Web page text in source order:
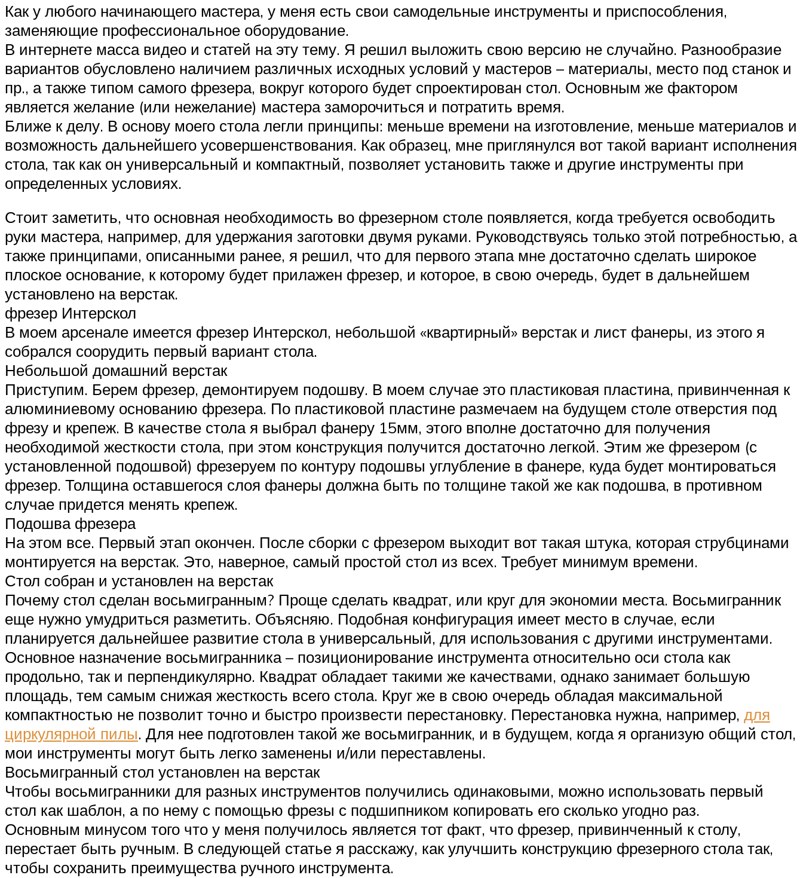
Как у любого начинающего мастера, у меня есть свои самодельные инструменты и приспособления,
заменяющие профессиональное оборудование.
В интернете масса видео и статей на эту тему. Я решил выложить свою версию не случайно. Разнообразие
вариантов обусловлено наличием различных исходных условий у мастеров – материалы, место под станок и
пр., а также типом самого фрезера, вокруг которого будет спроектирован стол. Основным же фактором
является желание (или нежелание) мастера заморочиться и потратить время.
Ближе к делу. В основу моего стола легли принципы: меньше времени на изготовление, меньше материалов и
возможность дальнейшего усовершенствования. Как образец, мне приглянулся вот такой вариант исполнения
стола, так как он универсальный и компактный, позволяет установить также и другие инструменты при
определенных условиях.
Стоит заметить, что основная необходимость во фрезерном столе появляется, когда требуется освободить
руки мастера, например, для удержания заготовки двумя руками. Руководствуясь только этой потребностью, а
также принципами, описанными ранее, я решил, что для первого этапа мне достаточно сделать широкое
плоское основание, к которому будет прилажен фрезер, и которое, в свою очередь, будет в дальнейшем
установлено на верстак.
фрезер Интерскол
В моем арсенале имеется фрезер Интерскол, небольшой «квартирный» верстак и лист фанеры, из этого я
собрался соорудить первый вариант стола.
Небольшой домашний верстак
Приступим. Берем фрезер, демонтируем подошву. В моем случае это пластиковая пластина, привинченная к
алюминиевому основанию фрезера. По пластиковой пластине размечаем на будущем столе отверстия под
фрезу и крепеж. В качестве стола я выбрал фанеру 15мм, этого вполне достаточно для получения
необходимой жесткости стола, при этом конструкция получится достаточно легкой. Этим же фрезером (с
установленной подошвой) фрезеруем по контуру подошвы углубление в фанере, куда будет монтироваться
фрезер. Толщина оставшегося слоя фанеры должна быть по толщине такой же как подошва, в противном
случае придется менять крепеж.
Подошва фрезера
На этом все. Первый этап окончен. После сборки с фрезером выходит вот такая штука, которая струбцинами
монтируется на верстак. Это, наверное, самый простой стол из всех. Требует минимум времени.
Стол собран и установлен на верстак
Почему стол сделан восьмигранным? Проще сделать квадрат, или круг для экономии места. Восьмигранник
еще нужно умудриться разметить. Объясняю. Подобная конфигурация имеет место в случае, если
планируется дальнейшее развитие стола в универсальный, для использования с другими инструментами.
Основное назначение восьмигранника – позиционирование инструмента относительно оси стола как
продольно, так и перпендикулярно. Квадрат обладает такими же качествами, однако занимает большую
площадь, тем самым снижая жесткость всего стола. Круг же в свою очередь обладая максимальной
компактностью не позволит точно и быстро произвести перестановку. Перестановка нужна, например, для
циркулярной пилы. Для нее подготовлен такой же восьмигранник, и в будущем, когда я организую общий стол,
мои инструменты могут быть легко заменены и/или переставлены.
Восьмигранный стол установлен на верстак
Чтобы восьмигранники для разных инструментов получились одинаковыми, можно использовать первый
стол как шаблон, а по нему с помощью фрезы с подшипником копировать его сколько угодно раз.
Основным минусом того что у меня получилось является тот факт, что фрезер, привинченный к столу,
перестает быть ручным. В следующей статье я расскажу, как улучшить конструкцию фрезерного стола так,
чтобы сохранить преимущества ручного инструмента.